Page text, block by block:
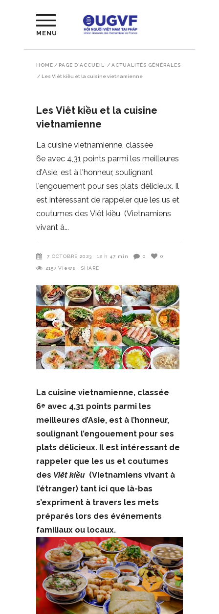
MENU
HOME / PAGE D'ACCUEIL / ACTUALITÉS GÉNÉRALES
/ Les Viêt kiều et la cuisine vietnamienne
Les Viêt kiều et la cuisine
vietnamienne
La cuisine vietnamienne, classée
6e avec 4,31 points parmi les meilleures
d'Asie, est à l'honneur, soulignant
l'engouement pour ses plats délicieux. Il
est intéressant de rappeler que les us et
coutumes des Viêt kiều (Vietnamiens
vivant à
7 OCTOBRE 2023 12 h 47 min 0 0
2157 Views SHARE
La cuisine vietnamienne, classée
6e avec 4,31 points parmi les
meilleures d’Asie, est à l’honneur,
soulignant l’engouement pour ses
plats délicieux. Il est intéressant de
rappeler que les us et coutumes
des Viêt kiều (Vietnamiens vivant à
l’étranger) tant ici que là-bas
s’expriment à travers les mets
préparés lors des événements
familiaux ou locaux.